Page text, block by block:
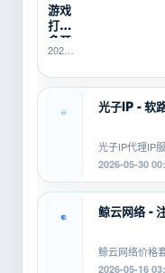
游戏
打金
多开
总翻
先用
2026-
16:14:49
光子IP - 软
光子IP代理IP
议，适配安卓
2026-05-30
鲸云网络 -
鲸云网络价格
息，覆盖
2026-05-16